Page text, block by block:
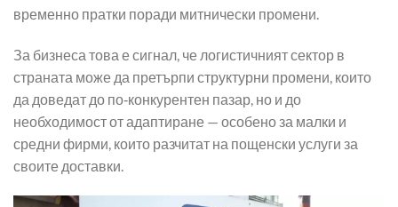
временно пратки поради митнически промени.
За бизнеса това е сигнал, че логистичният сектор в
страната може да претърпи структурни промени, които
да доведат до по‑конкурентен пазар, но и до
необходимост от адаптиране — особено за малки и
средни фирми, които разчитат на пощенски услуги за
своите доставки.